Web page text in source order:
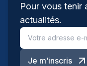
Pour vous tenir
actualités.
Je m’inscris